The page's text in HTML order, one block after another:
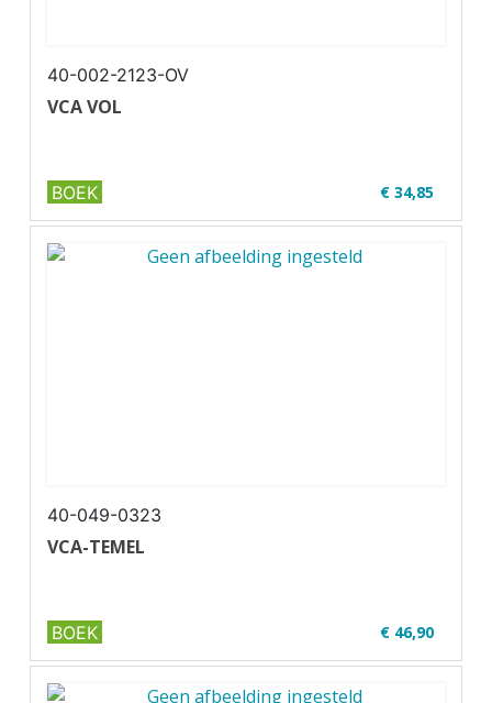
40-002-2123-OV
VCA VOL
€ 34,85
✔ Met online oefenexamens
✔ Volledig up-to-date
BOEK
40-049-0323
VCA-TEMEL
€ 46,90
✔ VCA in het Turks
✔ Full colour
BOEK